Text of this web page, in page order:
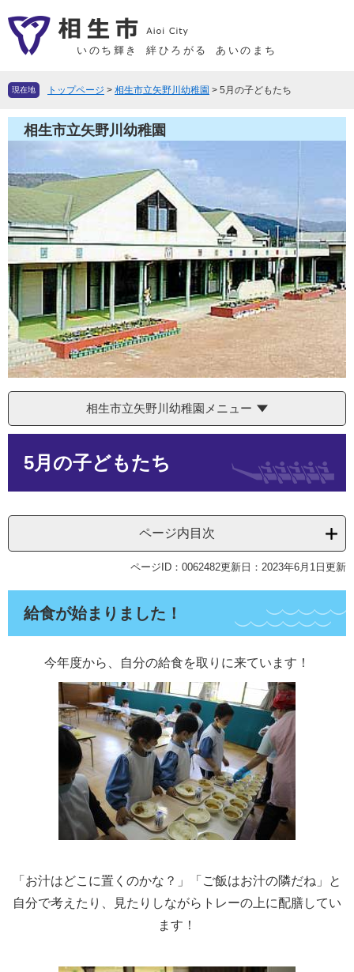
ー
先
す
ニ
を
し
本
文
へ
いのち輝き 絆ひろがる あいのまち
現在地 トップページ > 相生市立矢野川幼稚園 > 5月の子どもたち
相生市立矢野川幼稚園
相生市立矢野川幼稚園メニュー
5月の子どもたち
ページ内目次
ページID：0062482更新日：2023年6月1日更新
給食が始まりました！
今年度から、自分の給食を取りに来ています！
「お汁はどこに置くのかな？」「ご飯はお汁の隣だね」と
自分で考えたり、見たりしながらトレーの上に配膳してい
ます！